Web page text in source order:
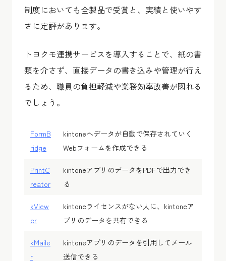
制度においても全製品で受賞と、実績と使いやす
さに定評があります。
トヨクモ連携サービスを導入することで、紙の書
類を介さず、直接データの書き込みや管理が行え
るため、職員の負担軽減や業務効率改善が図れる
でしょう。
FormB
ridge
kintoneへデータが自動で保存されていく
Webフォームを作成できる
PrintC
reator
kintoneアプリのデータをPDFで出力でき
る
kView
er
kintoneライセンスがない人に、kintoneア
プリのデータを共有できる
kMaile
r
kintoneアプリのデータを引用してメール
送信できる